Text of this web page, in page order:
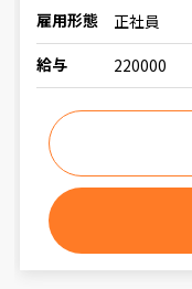
雇用形態
正社員
給与
220000